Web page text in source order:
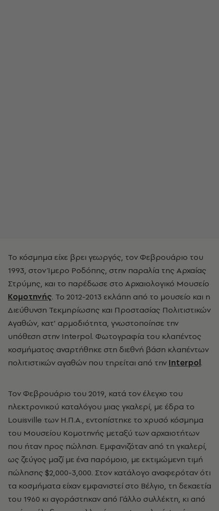
Το κόσμημα είχε βρει γεωργός, τον Φεβρουάριο του
1993, στον Ίμερο Ροδόπης, στην παραλία της Αρχαίας
Στρύμης, και το παρέδωσε στο Αρχαιολογικό Μουσείο
Κομοτηνής. Το 2012-2013 εκλάπη από το μουσείο και η
Διεύθυνση Τεκμηρίωσης και Προστασίας Πολιτιστικών
Αγαθών, κατ’ αρμοδιότητα, γνωστοποίησε την
υπόθεση στην Interpol. Φωτογραφία του κλαπέντος
κοσμήματος αναρτήθηκε στη διεθνή βάση κλαπέντων
πολιτιστικών αγαθών που τηρείται από την Interpol.
Τον Φεβρουάριο του 2019, κατά τον έλεγχο του
ηλεκτρονικού καταλόγου μιας γκαλερί, με έδρα το
Louisville των Η.Π.Α., εντοπίστηκε το χρυσό κόσμημα
του Μουσείου Κομοτηνής μεταξύ των αρχαιοτήτων
που ήταν προς πώληση. Εμφανιζόταν από τη γκαλερί,
ως ζεύγος μαζί με ένα παρόμοιο, με εκτιμώμενη τιμή
πώλησης $2,000-3,000. Στον κατάλογο αναφερόταν ότι
τα κοσμήματα είχαν εμφανιστεί στο Βέλγιο, τη δεκαετία
του 1960 κι αγοράστηκαν από Γάλλο συλλέκτη, κι από